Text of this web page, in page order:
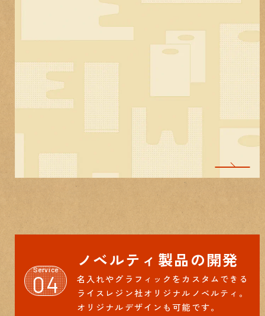
Service
04
ノベルティ製品の開発
名入れやグラフィックをカスタムできる
ライスレジン社オリジナルノベルティ。
オリジナルデザインも可能です。